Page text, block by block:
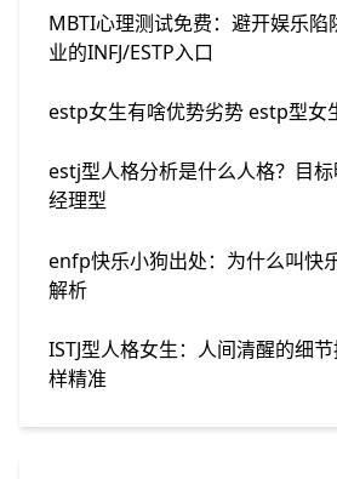
MBTI心理测试免费：避开娱乐陷
业的INFJ/ESTP入口
estp女生有啥优势劣势 estp型女
estj型人格分析是什么人格？目
经理型
enfp快乐小狗出处：为什么叫快
解析
ISTJ型人格女生：人间清醒的细
样精准